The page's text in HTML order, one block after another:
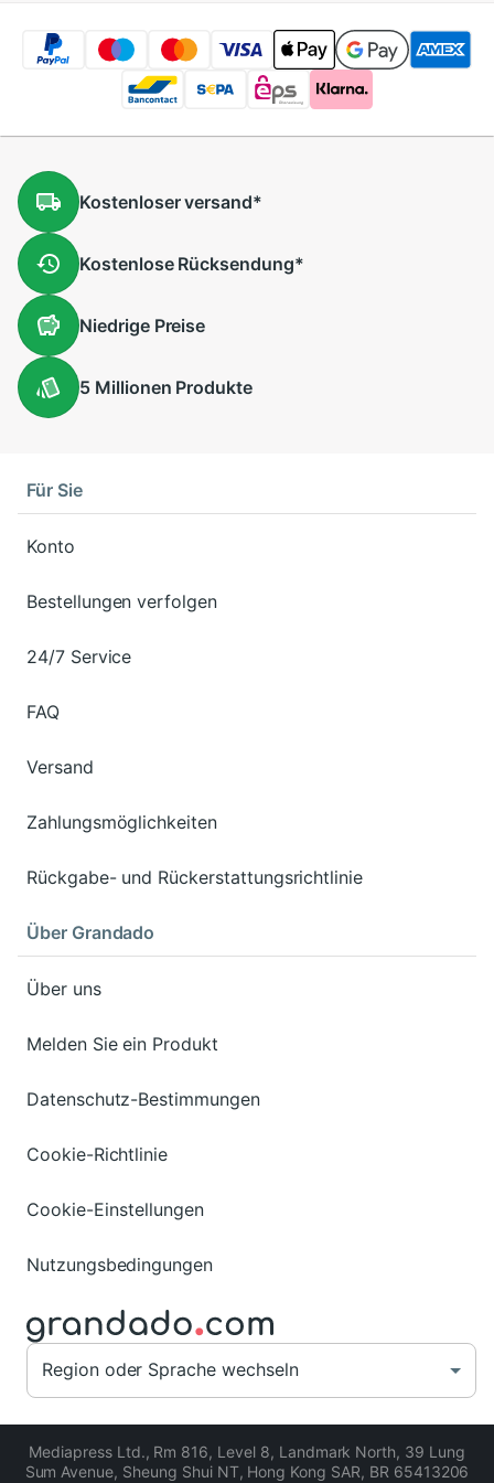
Kostenloserversand*
KostenloseRücksendung*
NiedrigePreise
5 Millionen Produkte
Für Sie
Konto
Bestellungen verfolgen
24/7 Service
FAQ
Versand
Zahlungsmöglichkeiten
Rückgabe- und Rückerstattungsrichtlinie
Über Grandado
Über uns
Melden Sie ein Produkt
Datenschutz-Bestimmungen
Cookie-Richtlinie
Cookie-Einstellungen
Nutzungsbedingungen
Region oder Sprache wechseln
Mediapress Ltd., Rm 816, Level 8, Landmark North, 39 Lung
Sum Avenue, Sheung Shui NT, Hong Kong SAR, BR 65413206